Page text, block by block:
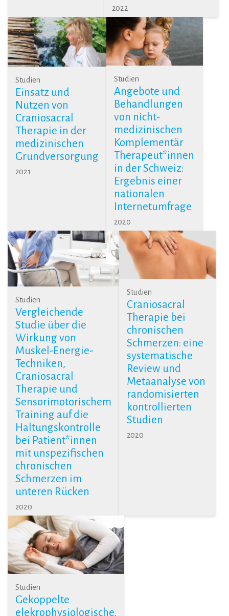
2022
Studien
Einsatz und
Nutzen von
Craniosacral
Therapie in der
medizinischen
Grundversorgung
2021
Studien
Angebote und
Behandlungen
von nicht-
medizinischen
Komplementär
Therapeut*innen
in der Schweiz:
Ergebnis einer
nationalen
Internetumfrage
2020
Studien
Vergleichende
Studie über die
Wirkung von
Muskel-Energie-
Techniken,
Craniosacral
Therapie und
Sensorimotorischem
Training auf die
Haltungskontrolle
bei Patient*innen
mit unspezifischen
chronischen
Schmerzen im
unteren Rücken
2020
Studien
Craniosacral
Therapie bei
chronischen
Schmerzen: eine
systematische
Review und
Metaanalyse von
randomisierten
kontrollierten
Studien
2020
Studien
Gekoppelte
elekrophysiologische,